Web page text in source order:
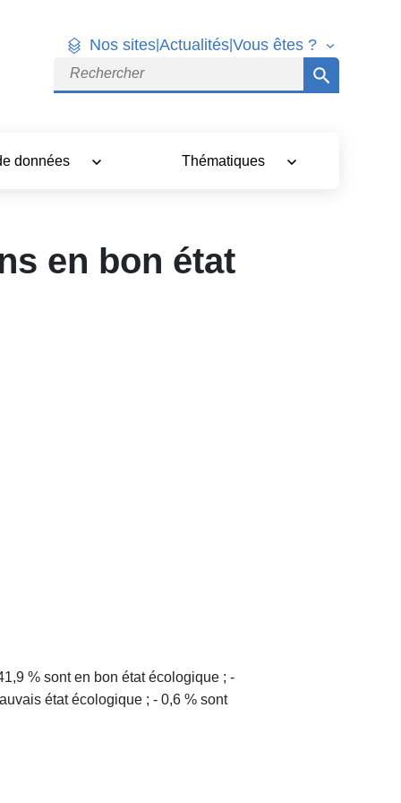
Nos sites Actualités Vous êtes ?
Rechercher
données Thématiques
en bon état
% sont en bon état écologique ; -
état écologique ; - 0,6 % sont